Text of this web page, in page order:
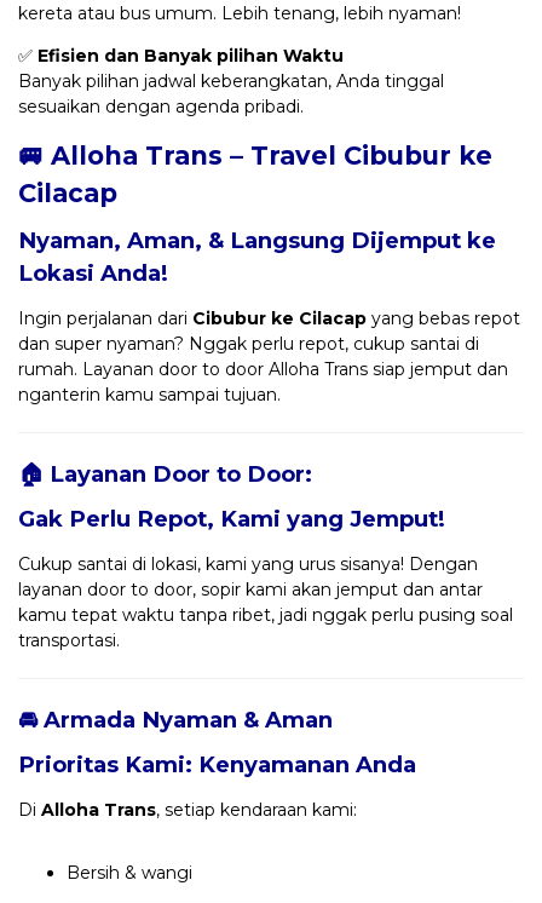
kereta atau bus umum. Lebih tenang, lebih nyaman!
✅ Efisien dan Banyak pilihan Waktu
Banyak pilihan jadwal keberangkatan, Anda tinggal
sesuaikan dengan agenda pribadi.
🚐 Alloha Trans – Travel Cibubur ke
Cilacap
Nyaman, Aman, & Langsung Dijemput ke
Lokasi Anda!
Ingin perjalanan dari Cibubur ke Cilacap yang bebas repot
dan super nyaman? Nggak perlu repot, cukup santai di
rumah. Layanan door to door Alloha Trans siap jemput dan
nganterin kamu sampai tujuan.
🏠 Layanan Door to Door:
Gak Perlu Repot, Kami yang Jemput!
Cukup santai di lokasi, kami yang urus sisanya! Dengan
layanan door to door, sopir kami akan jemput dan antar
kamu tepat waktu tanpa ribet, jadi nggak perlu pusing soal
transportasi.
🚘 Armada Nyaman & Aman
Prioritas Kami: Kenyamanan Anda
Di Alloha Trans, setiap kendaraan kami:
Bersih & wangi